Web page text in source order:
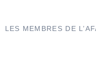
LES MEMBRES DE